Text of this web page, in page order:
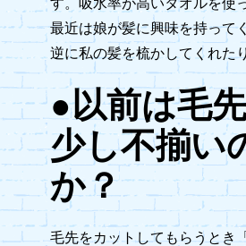
す。吸水率が高いタオルを使
最近は娘が髪に興味を持って
逆に私の髪を梳かしてくれた
●以前は毛
少し不揃い
か？
毛先をカットしてもらうとき